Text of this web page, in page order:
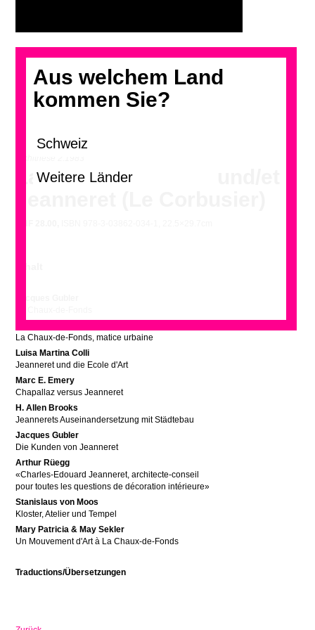
Aus welchem Land
kommen Sie?
La Chaux-de-Fonds und/et
La Chaux-de-Fonds, matice urbaine
Luisa Martina Colli
Jeanneret und die Ecole d'Art
Marc E. Emery
Chapallaz versus Jeanneret
H. Allen Brooks
Jeannerets Auseinandersetzung mit Städtebau
Jacques Gubler
Die Kunden von Jeanneret
Arthur Rüegg
«Charles-Edouard Jeanneret, architecte-conseil
pour toutes les questions de décoration intérieure»
Stanislaus von Moos
Kloster, Atelier und Tempel
Mary Patricia & May Sekler
Un Mouvement d'Art à La Chaux-de-Fonds
Traductions/Übersetzungen